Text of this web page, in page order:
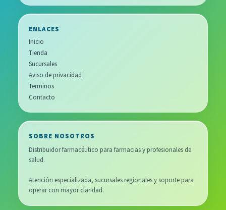
ENLACES
Inicio
Tienda
Sucursales
Aviso de privacidad
Terminos
Contacto
SOBRE NOSOTROS
Distribuidor farmacéutico para farmacias y profesionales de
salud.
Atención especializada, sucursales regionales y soporte para
operar con mayor claridad.